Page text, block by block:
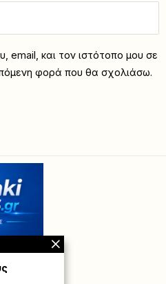
email, και τον ιστότοπο μου σε
φορά που θα σχολιάσω.